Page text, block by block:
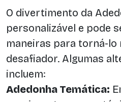
O divertimento da
personalizável e pode
maneiras para torná-lo
desafiador. Algumas
incluem:
Adedonha Temática: